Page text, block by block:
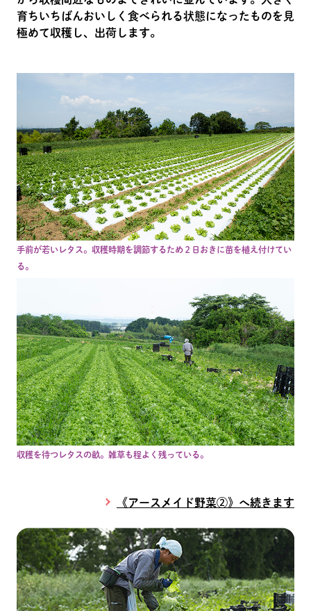
育ちいちばんおいしく食べられる状態になったものを見
極めて収穫し、出荷します。
手前が若いレタス。収穫時期を調節するため２日おきに苗を植え付けてい
る。
収穫を待つレタスの畝。雑草も程よく残っている。
《アースメイド野菜②》へ続きます